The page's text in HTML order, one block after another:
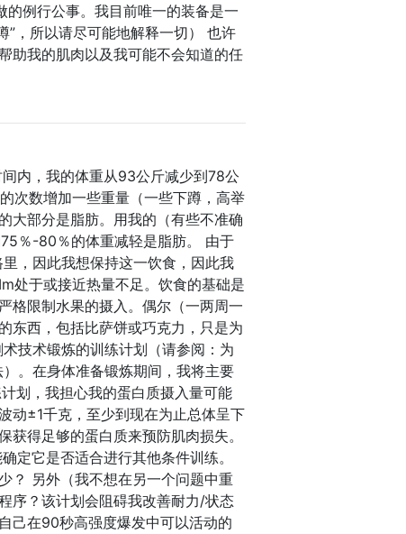
例行公事。我目前唯一的装备是一
”，所以请尽可能地解释一切） 也许
助我的肌肉以及我可能不会知道的任
内，我的体重从93公斤减少到78公
次数增加一些重量（一些下蹲，高举
大部分是脂肪。用我的（有些不准确
％-80％的体重减轻是脂肪。 由于
，因此我想保持这一饮食，因此我
处于或接近热量不足。饮食的基础是
格限制水果的摄入。偶尔（一两周一
东西，包括比萨饼或巧克力，只是为
技术锻炼的训练计划（请参阅：为
。在身体准备锻炼期间，我将主要
划，我担心我的蛋白质摄入量可能
动±1千克，至少到现在为止总体呈下
得足够的蛋白质来预防肌肉损失。
定它是否适合进行其他条件训练。
？ 另外（我不想在另一个问题中重
序？该计划会阻碍我改善耐力/状态
己在90秒高强度爆发中可以活动的